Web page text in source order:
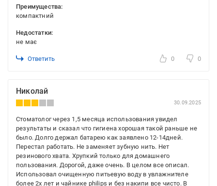
Преимущества:
компактний
Недостатки:
не має
Ответить 0 0
Николай
30.09.2025
Стоматолог через 1,5 месяца использования увидел
результаты и сказал что гигиена хорошая такой раньше не
было. Долго держал батарею как заявлено 12-14дней.
Перестал работать. Не заменяет зубную нить. Нет
резинового хвата. Хрупкий только для домашнего
пользования. Дорогой, даже очень. В целом все описал.
Использовал очищенную питьевую воду в увлажнителе
более 2х лет и чайнике philips и без накипи все чисто. В